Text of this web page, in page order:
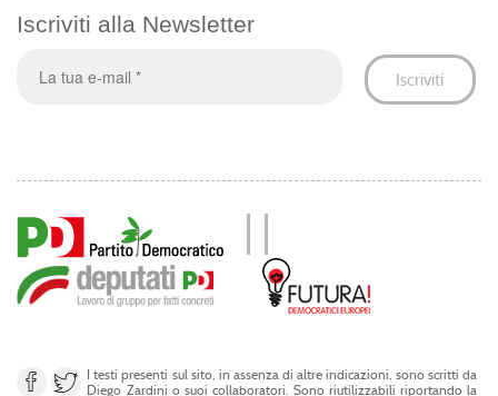
Iscriviti alla Newsletter
I testi presenti sul sito, in assenza di altre indicazioni, sono scritti da
Diego Zardini o suoi collaboratori. Sono riutilizzabili riportando la